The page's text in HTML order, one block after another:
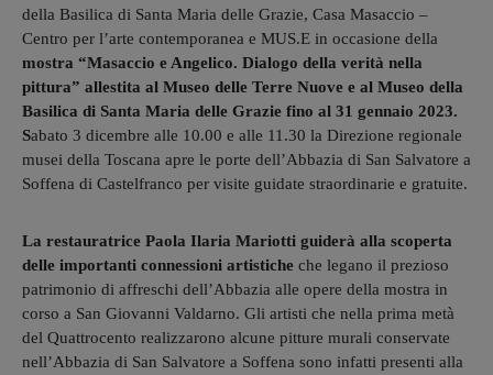
della Basilica di Santa Maria delle Grazie, Casa Masaccio –
Centro per l’arte contemporanea e MUS.E in occasione della
mostra “Masaccio e Angelico. Dialogo della verità nella
pittura” allestita al Museo delle Terre Nuove e al Museo della
Basilica di Santa Maria delle Grazie fino al 31 gennaio 2023.
Sabato 3 dicembre alle 10.00 e alle 11.30 la Direzione regionale
musei della Toscana apre le porte dell’Abbazia di San Salvatore a
Soffena di Castelfranco per visite guidate straordinarie e gratuite.
La restauratrice Paola Ilaria Mariotti guiderà alla scoperta
delle importanti connessioni artistiche che legano il prezioso
patrimonio di affreschi dell’Abbazia alle opere della mostra in
corso a San Giovanni Valdarno. Gli artisti che nella prima metà
del Quattrocento realizzarono alcune pitture murali conservate
nell’Abbazia di San Salvatore a Soffena sono infatti presenti alla